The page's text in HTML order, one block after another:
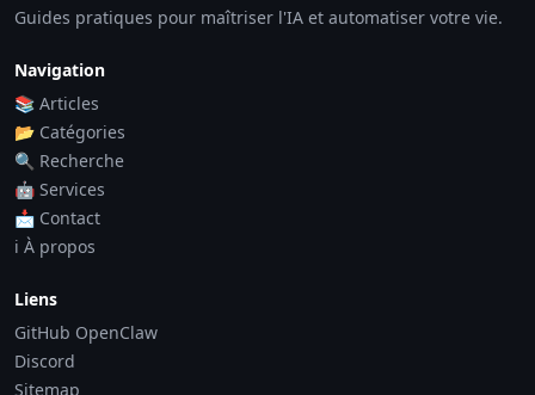
Guides pratiques pour maîtriser l'IA et automatiser votre vie.
Navigation
📚 Articles
📂 Catégories
🔍 Recherche
🤖 Services
📩 Contact
ℹ️ À propos
Liens
GitHub OpenClaw
Discord
Sitemap